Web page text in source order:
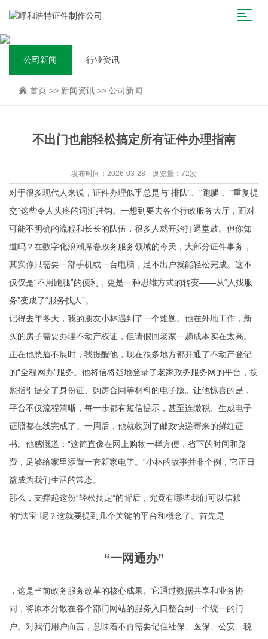
公司新闻 行业资讯
首页 >> 新闻资讯 >> 公司新闻
不出门也能轻松搞定所有证件办理指南
发布时间：2026-03-28 浏览量：72次
对于很多现代人来说，证件办理似乎总是与“排队”、“跑腿”、“重复提
交”这些令人头疼的词汇挂钩。一想到要去各个行政服务大厅，面对
可能不明确的流程和长长的队伍，很多人就开始打退堂鼓。但你知
道吗？在数字化浪潮席卷政务服务领域的今天，大部分证件事务，
其实你只需要一部手机或一台电脑，足不出户就能轻松完成。这不
仅仅是“不用跑腿”的便利，更是一种思维方式的转变——从“人找服
务”变成了“服务找人”。
记得去年冬天，我的朋友小林遇到了一个难题。他在外地工作，新
买的房子需要办理不动产权证，但请假回老家一趟成本实在太高。
正在他愁眉不展时，我提醒他，现在很多地方都开通了不动产登记
的“全程网办”服务。他将信将疑地登录了老家政务服务网的平台，按
照指引提交了身份证、购房合同等材料的电子版。让他惊喜的是，
平台不仅流程清晰，每一步都有短信提示，甚至连缴税、生成电子
证照都在线完成了。一周后，他就收到了邮政快递寄来的鲜红证
书。他感慨道：“这简直像在网上购物一样方便，省下的时间和路
费，足够给家里添置一套新家电了。”小林的故事并非个例，它正日
益成为我们生活的常态。
那么，支撑起这份“轻松搞定”的背后，究竟有哪些我们可以信赖
的“法宝”呢？这就要提到几个关键的平台和概念了。首先是
“一网通办”
，这是当前政务服务改革的核心成果。它通过数据共享和业务协
同，将原本分散在各个部门网站的服务入口整合到一个统一的门
户。对我们用户而言，意味着不再需要记住社保、医保、公安、税